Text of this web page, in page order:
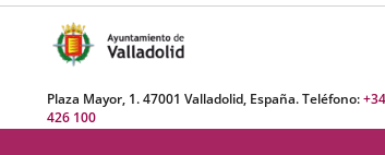
Plaza Mayor, 1. 47001 Valladolid, España. Teléfono:
426 100